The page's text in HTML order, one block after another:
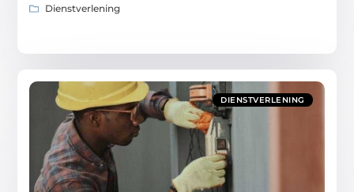
Dienstverlening
DIENSTVERLENING